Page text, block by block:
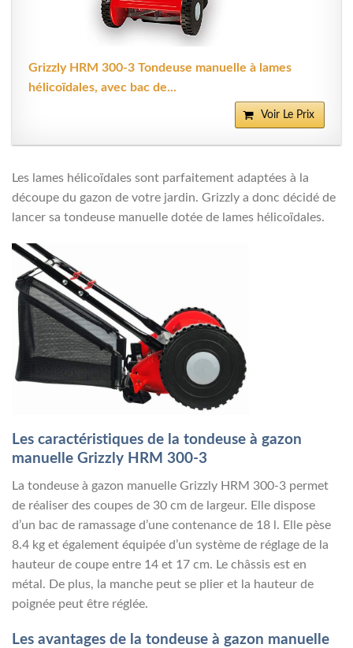
Grizzly HRM 300-3 Tondeuse manuelle à lames
hélicoïdales, avec bac de...
Voir Le Prix
Les lames hélicoïdales sont parfaitement adaptées à la
découpe du gazon de votre jardin. Grizzly a donc décidé de
lancer sa tondeuse manuelle dotée de lames hélicoïdales.
Les caractéristiques de la tondeuse à gazon
manuelle Grizzly HRM 300-3
La tondeuse à gazon manuelle Grizzly HRM 300-3 permet
de réaliser des coupes de 30 cm de largeur. Elle dispose
d’un bac de ramassage d’une contenance de 18 l. Elle pèse
8.4 kg et également équipée d’un système de réglage de la
hauteur de coupe entre 14 et 17 cm. Le châssis est en
métal. De plus, la manche peut se plier et la hauteur de
poignée peut être réglée.
Les avantages de la tondeuse à gazon manuelle